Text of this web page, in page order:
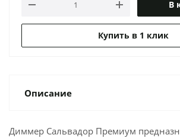
В
Купить в 1 клик
Описание
Диммер Сальвадор Премиум